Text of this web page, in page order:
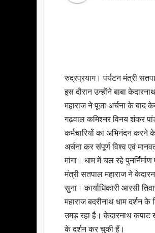
रुद्रप्रयाग। पर्यटन मंत्री
इस दौरान उन्होंने बाबा
महाराज ने पूजा अर्चना के बाद
गढ़वाल कमिश्नर विनय शंकर
कर्मचारियों का अभिनंदन करने
अर्चना कर संपूर्ण विश्व एवं
मांगा। धाम में चल रहे
मंत्री सतपाल महाराज ने
सुना। कार्याधिकारी आरसी
महाराज बदरीनाथ धाम दर्शन
उमड़ रहा है। केदारनाथ कपाट
के दर्शन कर चुकी हैं।